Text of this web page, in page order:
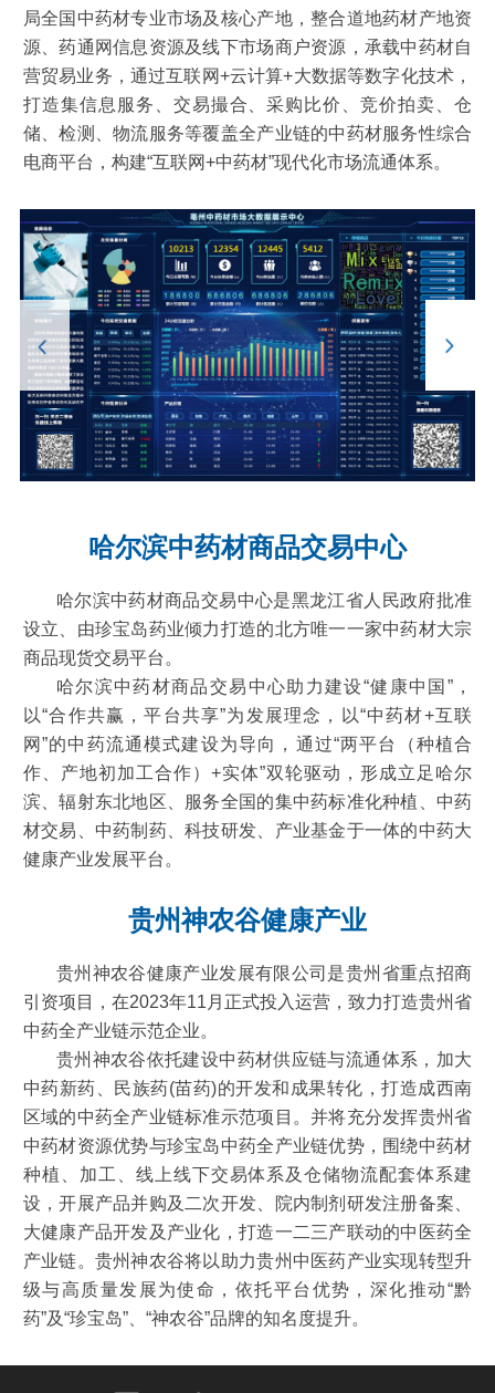
局全国中药材专业市场及核心产地，整合道地药材产地资
源、药通网信息资源及线下市场商户资源，承载中药材自
营贸易业务，通过互联网+云计算+大数据等数字化技术，
打造集信息服务、交易撮合、采购比价、竞价拍卖、仓
储、检测、物流服务等覆盖全产业链的中药材服务性综合
电商平台，构建“互联网+中药材”现代化市场流通体系。
哈尔滨中药材商品交易中心
哈尔滨中药材商品交易中心是黑龙江省人民政府批准
设立、由珍宝岛药业倾力打造的北方唯一一家中药材大宗
商品现货交易平台。
哈尔滨中药材商品交易中心助力建设“健康中国”，
以“合作共赢，平台共享”为发展理念，以“中药材+互联
网”的中药流通模式建设为导向，通过“两平台（种植合
作、产地初加工合作）+实体”双轮驱动，形成立足哈尔
滨、辐射东北地区、服务全国的集中药标准化种植、中药
材交易、中药制药、科技研发、产业基金于一体的中药大
健康产业发展平台。
贵州神农谷健康产业
贵州神农谷健康产业发展有限公司是贵州省重点招商
引资项目，在2023年11月正式投入运营，致力打造贵州省
中药全产业链示范企业。
贵州神农谷依托建设中药材供应链与流通体系，加大
中药新药、民族药(苗药)的开发和成果转化，打造成西南
区域的中药全产业链标准示范项目。并将充分发挥贵州省
中药材资源优势与珍宝岛中药全产业链优势，围绕中药材
种植、加工、线上线下交易体系及仓储物流配套体系建
设，开展产品并购及二次开发、院内制剂研发注册备案、
大健康产品开发及产业化，打造一二三产联动的中医药全
产业链。贵州神农谷将以助力贵州中医药产业实现转型升
级与高质量发展为使命，依托平台优势，深化推动“黔
药”及“珍宝岛”、“神农谷”品牌的知名度提升。